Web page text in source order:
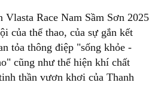
Vlasta Race Nam Sầm Sơn 2025
của thể thao, của sự gắn kết
tỏa thông điệp "sống khỏe -
cũng như thể hiện khí chất
thần vươn khơi của Thanh